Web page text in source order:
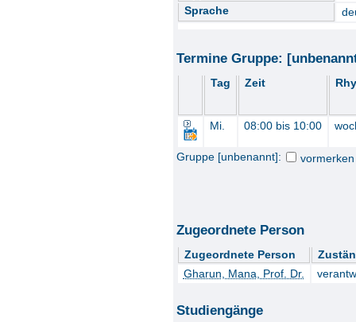
Sprache
Termine Gruppe:
Tag Zeit
Mi. 08:00 bis 10:00
Gruppe [unbenannt]: vormerken
Zugeordnete Person
Zugeordnete Person
Gharun, Mana, Prof. Dr.
Studiengänge